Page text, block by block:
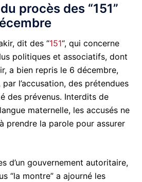
procès des “151”
dit des “151“, qui concerne
politiques et associatifs, dont
a bien repris le 6 décembre,
l’accusation, des prétendues
des prévenus. Interdits de
maternelle, les accusés ne
prendre la parole pour assurer
d’un gouvernement autoritaire,
“la montre” a ajourné les